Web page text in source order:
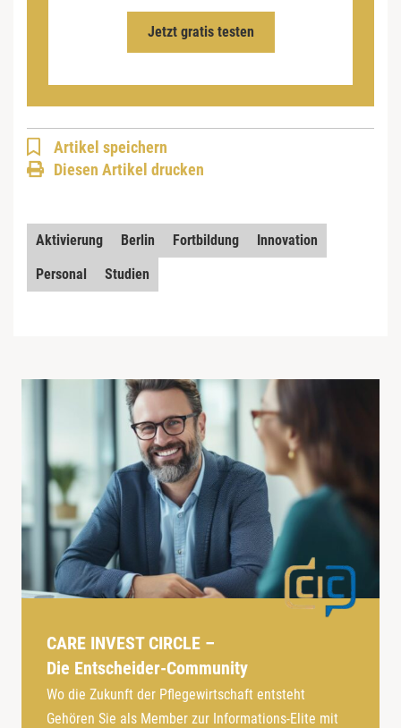
Jetzt gratis testen
Artikel speichern
Diesen Artikel drucken
Aktivierung Berlin Fortbildung
Innovation
Personal
Studien
CARE INVEST CIRCLE –
Die Entscheider-Community
Wo die Zukunft der Pflegewirtschaft entsteht
Gehören Sie als Member zur Informations-Elite mit